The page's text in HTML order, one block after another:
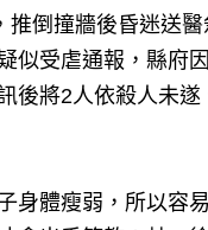
倒撞牆後昏迷送
似受虐通報，縣府
後將2人依殺人未
身體瘦弱，所以容